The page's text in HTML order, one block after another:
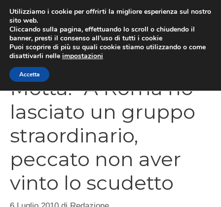
contenuto
Motta: “A Roma ho
lasciato un gruppo
straordinario,
peccato non aver
vinto lo scudetto
Utilizziamo i cookie per offrirti la migliore esperienza sul nostro
sito web.
Cliccando sulla pagina, effettuando lo scroll o chiudendo il
banner, presti il consenso all’uso di tutti i cookie
Puoi scoprire di più su quali cookie stiamo utilizzando o come
disattivarli nelle impostazioni
Accetta